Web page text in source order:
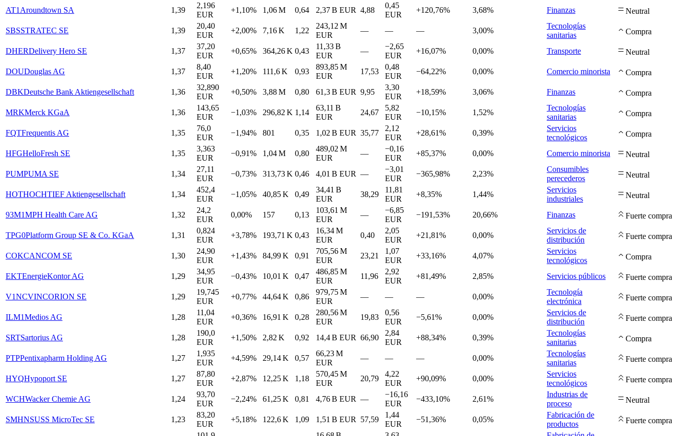
AT1 Aroundtown SA 1,39
2,196
EUR
+1,10% 1,06 M 0,64 2,37 B EUR 4,88
0,45
EUR
+120,76% 3,68% Finanzas Neutral
SBSSTRATEC SE 1,39
20,40
EUR
+2,00% 7,16 K 1,22
243,12 M
EUR
— — — 3,00%
Tecnologías
sanitarias
Compra
DHERDelivery Hero SE 1,37
37,20
EUR
+0,65% 364,26 K 0,43
11,33 B
EUR
—
−2,65
EUR
+16,07% 0,00% Transporte Neutral
DOUDouglas AG 1,37
8,40
EUR
+1,20% 111,6 K 0,93
893,85 M
EUR
17,53
0,48
EUR
−64,22% 0,00% Comercio minorista Compra
DBKDeutsche Bank Aktiengesellschaft 1,36
32,890
EUR
+0,50% 3,88 M 0,80 61,3 B EUR 9,95
3,30
EUR
+18,59% 3,06% Finanzas Compra
MRKMerck KGaA 1,36
143,65
EUR
−1,03% 296,82 K 1,14
63,11 B
EUR
24,67
5,82
EUR
−10,15% 1,52%
Tecnologías
sanitarias
Compra
FQTFrequentis AG 1,35
76,0
EUR
−1,94% 801 0,35 1,02 B EUR 35,77
2,12
EUR
+28,61% 0,39%
Servicios
tecnológicos
Compra
HFGHelloFresh SE 1,35
3,363
EUR
−0,91% 1,04 M 0,80
489,02 M
EUR
—
−0,16
EUR
+85,37% 0,00% Comercio minorista Neutral
PUMPUMA SE 1,34
27,11
EUR
−0,73% 313,73 K 0,46 4,01 B EUR —
−3,01
EUR
−365,98% 2,23%
Consumibles
perecederos
Neutral
HOTHOCHTIEF Aktiengesellschaft 1,34
452,4
EUR
−1,05% 40,85 K 0,49
34,41 B
EUR
38,29
11,81
EUR
+8,35% 1,44%
Servicios
industriales
Neutral
93M1MPH Health Care AG 1,32
24,2
EUR
0,00% 157 0,13
103,61 M
EUR
—
−6,85
EUR
−191,53% 20,66% Finanzas Fuerte compra
TPG0Platform Group SE & Co. KGaA 1,31
0,824
EUR
+3,78% 193,71 K 0,43
16,34 M
EUR
0,40
2,05
EUR
+21,81% 0,00%
Servicios de
distribución
Fuerte compra
COKCANCOM SE 1,30
24,90
EUR
+1,43% 84,99 K 0,91
705,56 M
EUR
23,21
1,07
EUR
+33,16% 4,07%
Servicios
tecnológicos
Compra
EKTEnergieKontor AG 1,29
34,95
EUR
−0,43% 10,01 K 0,47
486,85 M
EUR
11,96
2,92
EUR
+81,49% 2,85% Servicios públicos Fuerte compra
V1NCVINCORION SE 1,29
19,745
EUR
+0,77% 44,64 K 0,86
979,75 M
EUR
— — — 0,00%
Tecnología
electrónica
Fuerte compra
ILM1Medios AG 1,28
11,04
EUR
+0,36% 16,91 K 0,28
280,56 M
EUR
19,83
0,56
EUR
−5,61% 0,00%
Servicios de
distribución
Fuerte compra
SRTSartorius AG 1,28
190,0
EUR
+1,50% 2,82 K 0,92 14,4 B EUR 66,90
2,84
EUR
+88,34% 0,39%
Tecnologías
sanitarias
Compra
PTPPentixapharm Holding AG 1,27
1,935
EUR
+4,59% 29,14 K 0,57
66,23 M
EUR
— — — 0,00%
Tecnologías
sanitarias
Fuerte compra
HYQHypoport SE 1,27
87,80
EUR
+2,87% 12,25 K 1,18
570,45 M
EUR
20,79
4,22
EUR
+90,09% 0,00%
Servicios
tecnológicos
Fuerte compra
WCHWacker Chemie AG 1,24
93,70
EUR
−2,24% 61,25 K 0,81 4,76 B EUR —
−16,16
EUR
−433,10% 2,61%
Industrias de
proceso
Neutral
SMHNSUSS MicroTec SE 1,23
83,20
EUR
+5,18% 122,6 K 1,09 1,51 B EUR 57,59
1,44
EUR
−51,36% 0,05%
Fabricación de
productos
Fuerte compra